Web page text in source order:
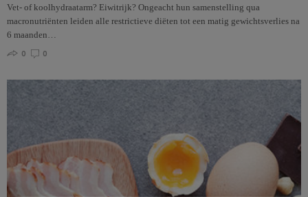
Vet- of koolhydraatarm? Eiwitrijk? Ongeacht hun samenstelling qua
macronutriënten leiden alle restrictieve diëten tot een matig gewichtsverlies na
6 maanden…
0
0